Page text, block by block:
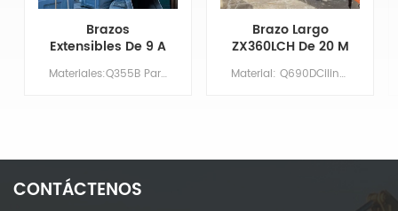
Brazos
Extensibles De 9 A
14 Metros Para
Brazo De
Mejorada
Materiales:Q355B Par&aacute;metros principales Modelo CAT325-7 Longitud de la pluma XX Largo del brazo 9 Volumen del cuchar&oacute;n/m&sup3; 0,7 Contrapeso NO HAY NECESIDAD
Brazo Largo
ZX360LCH De 20 M
Con Cuchara
Niveladora Y Material: Q690DCilindro: Tamaño originalBoom: 11,37 MBrazo: 8,63 mCubo: 1,5 m³Imprimación/Recubrimiento: Imprimación rica en zinc aplicada mediante pulverización.
CONTÁCTENOS